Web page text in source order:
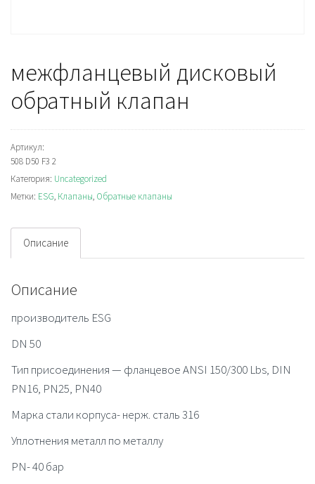
межфланцевый дисковый
обратный клапан
Артикул:
508 D50 F3 2
Категория: Uncategorized
Метки: ESG, Клапаны, Обратные клапаны
Описание
Описание
производитель ESG
DN 50
Тип присоединения — фланцевое ANSI 150/300 Lbs, DIN
PN16, PN25, PN40
Марка стали корпуса- нерж. сталь 316
Уплотнения металл по металлу
PN- 40 бар